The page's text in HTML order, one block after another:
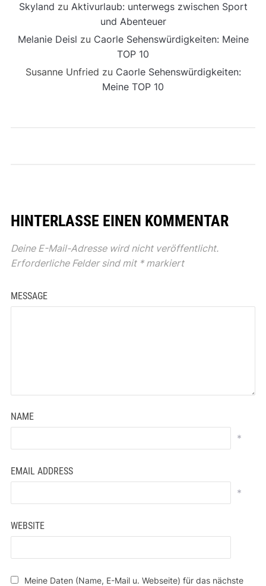
Skyland zu Aktivurlaub: unterwegs zwischen Sport
und Abenteuer
Melanie Deisl zu Caorle Sehenswürdigkeiten: Meine
TOP 10
Susanne Unfried zu Caorle Sehenswürdigkeiten:
Meine TOP 10
HINTERLASSE EINEN KOMMENTAR
Deine E-Mail-Adresse wird nicht veröffentlicht.
Erforderliche Felder sind mit *markiert
MESSAGE
NAME
*
EMAIL ADDRESS
*
WEBSITE
Meine Daten (Name, E-Mail u. Webseite) für das nächste